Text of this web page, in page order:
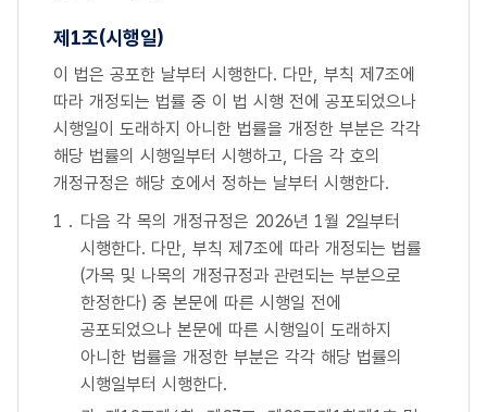
제1조(시행일)
이 법은 공포한 날부터 시행한다. 다만, 부칙 제7조에
따라 개정되는 법률 중 이 법 시행 전에 공포되었으나
시행일이 도래하지 아니한 법률을 개정한 부분은 각각
해당 법률의 시행일부터 시행하고, 다음 각 호의
개정규정은 해당 호에서 정하는 날부터 시행한다.
다음 각 목의 개정규정은 2026년 1월 2일부터
시행한다. 다만, 부칙 제7조에 따라 개정되는 법률
(가목 및 나목의 개정규정과 관련되는 부분으로
한정한다) 중 본문에 따른 시행일 전에
공포되었으나 본문에 따른 시행일이 도래하지
아니한 법률을 개정한 부분은 각각 해당 법률의
시행일부터 시행한다.